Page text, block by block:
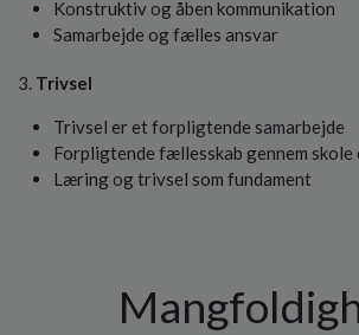
Konstruktiv og åben kommunikation
Samarbejde og fælles ansvar
Trivsel
Trivsel er et forpligtende samarbejde
Forpligtende fællesskab gennem skole
Læring og trivsel som fundament